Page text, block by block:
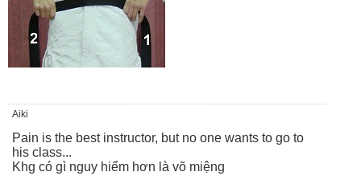
Aiki
Pain is the best instructor, but no one wants to go to
his class...
Khg có gì nguy hiểm hơn là võ miệng